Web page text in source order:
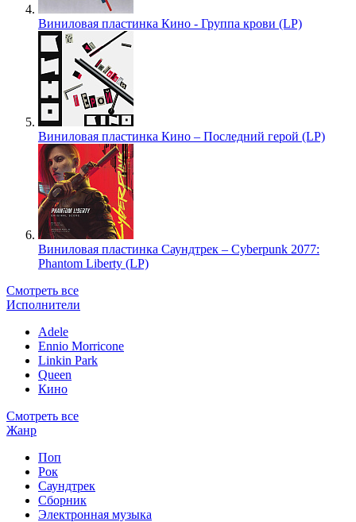
Виниловая пластинка Кино - Группа крови (LP)
Виниловая пластинка Кино – Последний герой (LP)
Виниловая пластинка Саундтрек – Cyberpunk 2077:
Phantom Liberty (LP)
Смотреть все
Исполнители
Adele
Ennio Morricone
Linkin Park
Queen
Кино
Смотреть все
Жанр
Поп
Рок
Саундтрек
Сборник
Электронная музыка